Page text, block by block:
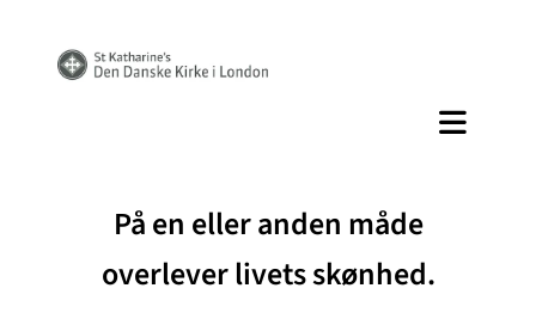
På en eller anden måde
overlever livets skønhed.